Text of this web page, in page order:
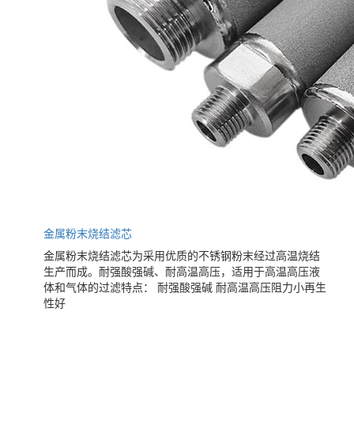
金属粉末烧结滤芯
金属粉末烧结滤芯为采用优质的不锈钢粉末经过高温烧结
生产而成。耐强酸强碱、耐高温高压，适用于高温高压液
体和气体的过滤特点： 耐强酸强碱 耐高温高压阻力小再生
性好